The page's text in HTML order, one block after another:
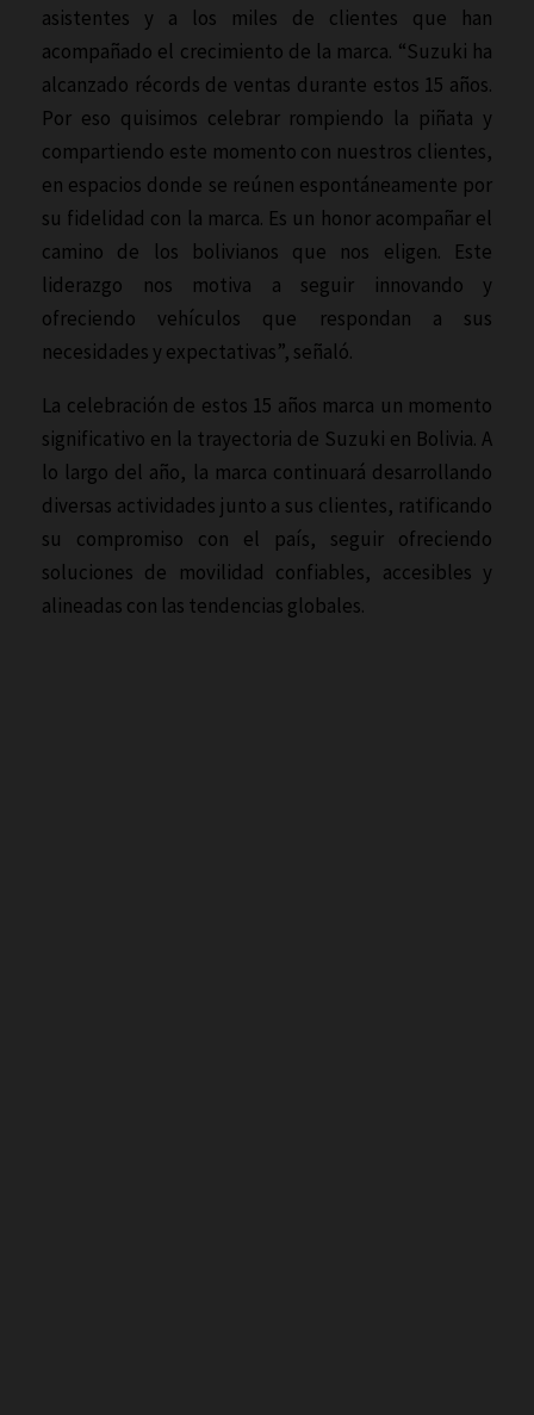
asistentes y a los miles de clientes que han
acompañado el crecimiento de la marca. “Suzuki ha
alcanzado récords de ventas durante estos 15 años.
Por eso quisimos celebrar rompiendo la piñata y
compartiendo este momento con nuestros clientes,
en espacios donde se reúnen espontáneamente por
su fidelidad con la marca. Es un honor acompañar el
camino de los bolivianos que nos eligen. Este
liderazgo nos motiva a seguir innovando y
ofreciendo vehículos que respondan a sus
necesidades y expectativas”, señaló.
La celebración de estos 15 años marca un momento
significativo en la trayectoria de Suzuki en Bolivia. A
lo largo del año, la marca continuará desarrollando
diversas actividades junto a sus clientes, ratificando
su compromiso con el país, seguir ofreciendo
soluciones de movilidad confiables, accesibles y
alineadas con las tendencias globales.